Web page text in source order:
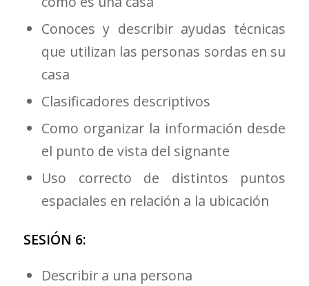
Conoces y describir ayudas técnicas
que utilizan las personas sordas en su
casa
Clasificadores descriptivos
Como organizar la información desde
el punto de vista del signante
Uso correcto de distintos puntos
espaciales en relación a la ubicación
SESIÓN 6:
Describir a una persona